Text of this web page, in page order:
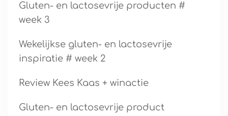
Gluten- en lactosevrije producten #
week 3
Wekelijkse gluten- en lactosevrije
inspiratie # week 2
Review Kees Kaas + winactie
Gluten- en lactosevrije product